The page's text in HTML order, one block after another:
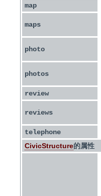
map
maps
photo
photos
review
reviews
telephone
CivicStructure的属性